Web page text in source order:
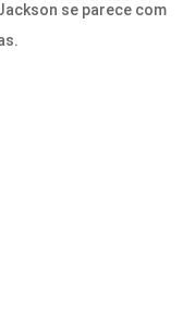
se parece com